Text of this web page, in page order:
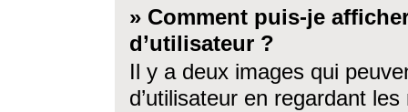
» Comment puis-je
d’utilisateur ?
Il y a deux images qui
d’utilisateur en regardant